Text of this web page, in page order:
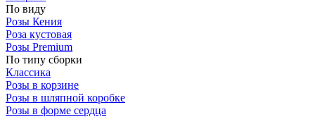
По виду
Розы Кения
Роза кустовая
Розы Premium
По типу сборки
Классика
Розы в корзине
Розы в шляпной коробке
Розы в форме сердца